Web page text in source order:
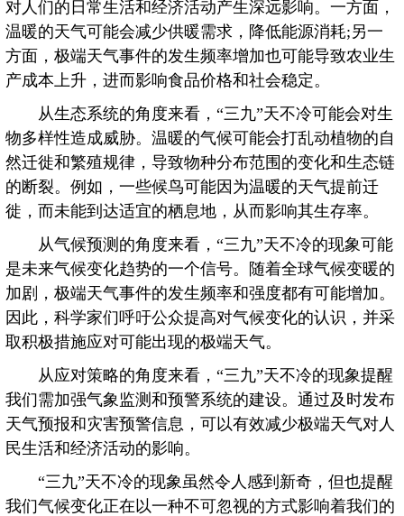
对人们的日常生活和经济活动产生深远影响。一方面，
温暖的天气可能会减少供暖需求，降低能源消耗;另一
方面，极端天气事件的发生频率增加也可能导致农业生
产成本上升，进而影响食品价格和社会稳定。
从生态系统的角度来看，“三九”天不冷可能会对生
物多样性造成威胁。温暖的气候可能会打乱动植物的自
然迁徙和繁殖规律，导致物种分布范围的变化和生态链
的断裂。例如，一些候鸟可能因为温暖的天气提前迁
徙，而未能到达适宜的栖息地，从而影响其生存率。
从气候预测的角度来看，“三九”天不冷的现象可能
是未来气候变化趋势的一个信号。随着全球气候变暖的
加剧，极端天气事件的发生频率和强度都有可能增加。
因此，科学家们呼吁公众提高对气候变化的认识，并采
取积极措施应对可能出现的极端天气。
从应对策略的角度来看，“三九”天不冷的现象提醒
我们需加强气象监测和预警系统的建设。通过及时发布
天气预报和灾害预警信息，可以有效减少极端天气对人
民生活和经济活动的影响。
“三九”天不冷的现象虽然令人感到新奇，但也提醒
我们气候变化正在以一种不可忽视的方式影响着我们的